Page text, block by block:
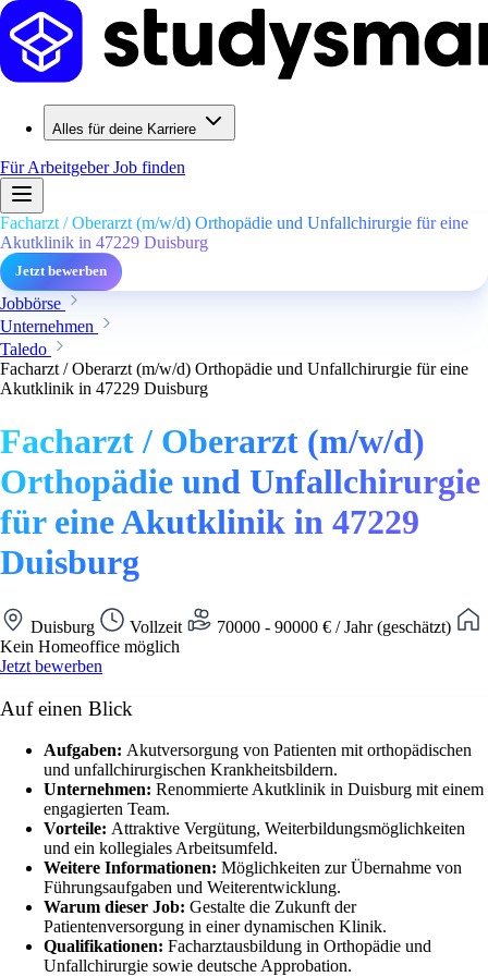
Alles für deine Karriere
Für ArbeitgeberJob finden
Facharzt / Oberarzt (m/w/d) Orthopädie und Unfallchirurgie für eine
Akutklinik in 47229 Duisburg
Jetzt bewerben
Jobbörse
Unternehmen
Taledo
Facharzt / Oberarzt (m/w/d) Orthopädie und Unfallchirurgie für eine
Akutklinik in 47229 Duisburg
Facharzt / Oberarzt (m/w/d)
Orthopädie und Unfallchirurgie
für eine Akutklinik in 47229
Duisburg
Duisburg Vollzeit
70000 - 90000 € / Jahr (geschätzt)
Kein Homeoffice möglich
Jetzt bewerben
Auf einen Blick
Aufgaben: Akutversorgung von Patienten mit orthopädischen
und unfallchirurgischen Krankheitsbildern.
Unternehmen: Renommierte Akutklinik in Duisburg mit einem
engagierten Team.
Vorteile: Attraktive Vergütung, Weiterbildungsmöglichkeiten
und ein kollegiales Arbeitsumfeld.
Weitere Informationen: Möglichkeiten zur Übernahme von
Führungsaufgaben und Weiterentwicklung.
Warum dieser Job: Gestalte die Zukunft der
Patientenversorgung in einer dynamischen Klinik.
Qualifikationen: Facharztausbildung in Orthopädie und
Unfallchirurgie sowie deutsche Approbation.